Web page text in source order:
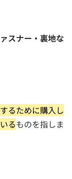
スナー・裏地な
るために購入し
るものを指しま